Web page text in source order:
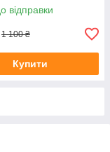
відправки
1 100 ₴
Купити